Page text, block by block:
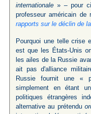
internationale » – pour
professeur américain
rapports sur le déclin de
Pourquoi une telle crise
est que les États-Unis
les ailes de la Russie
ait pas d'alliance
Russie fournit une «
simplement en étant
politiques étrangères
alternative au prétendu